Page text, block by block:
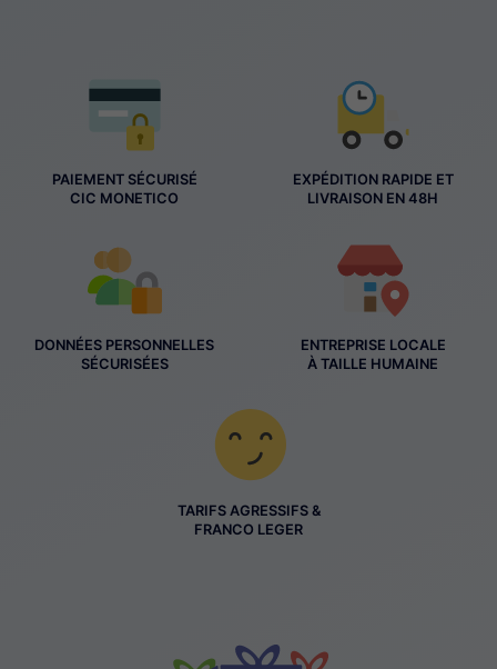
PAIEMENT SÉCURISÉ
CIC MONETICO
EXPÉDITION RAPIDE ET
LIVRAISON EN 48H
DONNÉES PERSONNELLES
SÉCURISÉES
ENTREPRISE LOCALE
À TAILLE HUMAINE
TARIFS AGRESSIFS &
FRANCO LEGER